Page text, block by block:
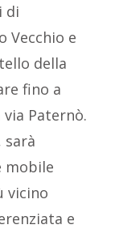
di
Vecchio e
della
fino a
Paternò.
sarà
mobile
vicino
e